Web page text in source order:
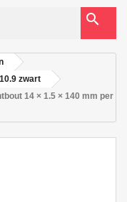
search
zwart
14 × 1.5 × 140 mm per